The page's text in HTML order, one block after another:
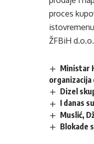
proces
ŽFBiH
Ministar
Dizel
I danas
Muslić,
Blokade